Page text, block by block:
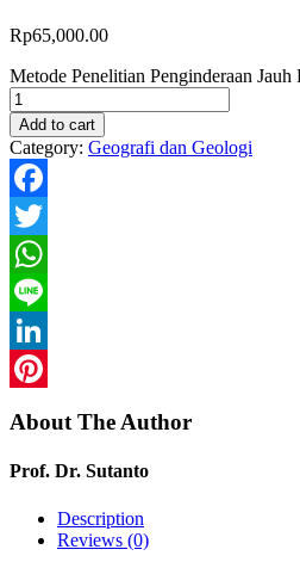
Rp65,000.00
Metode Penelitian Penginderaan
Add to cart
Category: Geografi dan Geologi
Facebook
Twitter
WhatsApp
Line
LinkedIn
About The Author
Prof. Dr. Sutanto
Description
Reviews (0)